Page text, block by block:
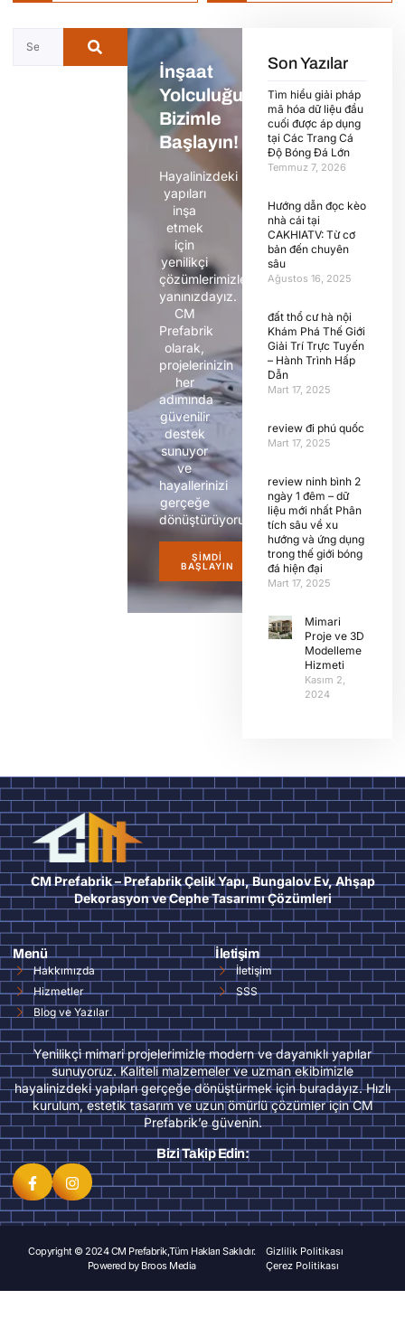
İnşaat
Yolculuğunuza
Bizimle
Başlayın!
Hayalinizdeki
yapıları
inşa
etmek
için
yenilikçi
çözümlerimizle
yanınızdayız.
CM
Prefabrik
olarak,
projelerinizin
her
adımında
güvenilir
destek
sunuyor
ve
hayallerinizi
gerçeğe
dönüştürüyoruz.
ŞIMDI
BAŞLAYIN
Son Yazılar
Tìm hiểu giải pháp
mã hóa dữ liệu đầu
cuối được áp dụng
tại Các Trang Cá
Độ Bóng Đá Lớn
Temmuz 7, 2026
Hướng dẫn đọc kèo
nhà cái tại
CAKHIATV: Từ cơ
bản đến chuyên
sâu
Ağustos 16, 2025
đất thổ cư hà nội
Khám Phá Thế Giới
Giải Trí Trực Tuyến
– Hành Trình Hấp
Dẫn
Mart 17, 2025
review đi phú quốc
Mart 17, 2025
review ninh bình 2
ngày 1 đêm – dữ
liệu mới nhất Phân
tích sâu về xu
hướng và ứng dụng
trong thế giới bóng
đá hiện đại
Mart 17, 2025
Mimari
Proje ve 3D
Modelleme
Hizmeti
Kasım 2,
2024
CM Prefabrik – Prefabrik Çelik Yapı, Bungalov Ev, Ahşap
Dekorasyon ve Cephe Tasarımı Çözümleri
Menü
Hakkımızda
Hizmetler
Blog ve Yazılar
İletişim
İletişim
SSS
Yenilikçi mimari projelerimizle modern ve dayanıklı yapılar
sunuyoruz. Kaliteli malzemeler ve uzman ekibimizle
hayalinizdeki yapıları gerçeğe dönüştürmek için buradayız. Hızlı
kurulum, estetik tasarım ve uzun ömürlü çözümler için CM
Prefabrik’e güvenin.
Bizi Takip Edin:
Copyright © 2024 CM Prefabrik,Tüm Hakları Saklıdır.
Powered by Broos Media
Gizlilik Politikası
Çerez Politikası